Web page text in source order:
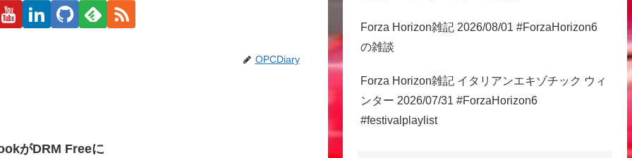
OPCDiary
がDRM Freeに
Forza Horizon雑記 2026/08/01 #ForzaHorizon6
の雑談
Forza Horizon雑記 イタリアンエキゾチック ウィ
ンター 2026/07/31 #ForzaHorizon6
#festivalplaylist